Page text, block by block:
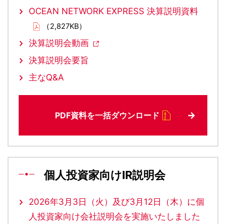
OCEAN NETWORK EXPRESS 決算説明資料
（2,827KB）
決算説明会動画
決算説明会要旨
主なQ&A
PDF資料を一括ダウンロード
個人投資家向けIR説明会
2026年3月3日（火）及び3月12日（木）に個
人投資家向け会社説明会を実施いたしました